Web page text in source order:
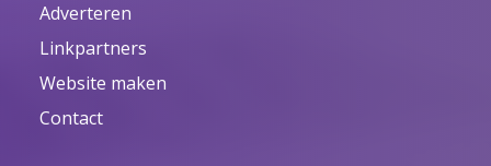
Adverteren
Linkpartners
Website maken
Contact